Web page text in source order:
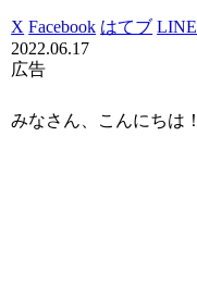
X Facebook はてブ LINE
2022.06.17
広告
みなさん、こんにちは！